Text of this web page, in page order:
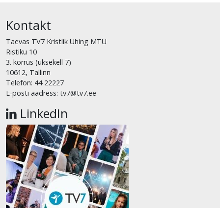
Kontakt
Taevas TV7 Kristlik Ühing MTÜ
Ristiku 10
3. korrus (uksekell 7)
10612, Tallinn
Telefon: 44 22227
E-posti aadress: tv7@tv7.ee
LinkedIn